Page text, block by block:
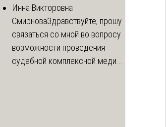
Инна Викторовна
СмирноваЗдравствуйте, прошу
связаться со мной во вопросу
возможности проведения
судебной комплексной меди...